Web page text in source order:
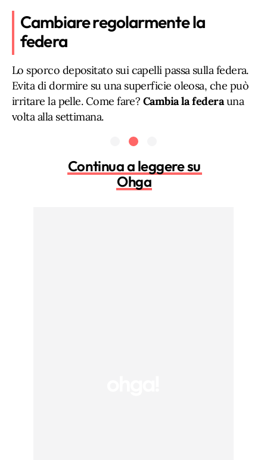
Cambiare regolarmente la
federa
Lo sporco depositato sui capelli passa sulla federa.
Evita di dormire su una superficie oleosa, che può
irritare la pelle. Come fare? Cambia la federauna
volta alla settimana.
Continua a leggere su
Ohga